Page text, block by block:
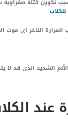
تكوين كتلة صفراوية
الناخر اى موت
الشديد الذى قد لا
عند